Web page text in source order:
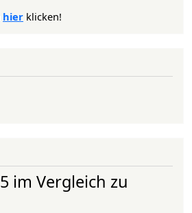
hier klicken!
im Vergleich zu